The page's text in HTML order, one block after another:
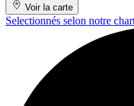
Voir la carte
Selectionnés selon notre